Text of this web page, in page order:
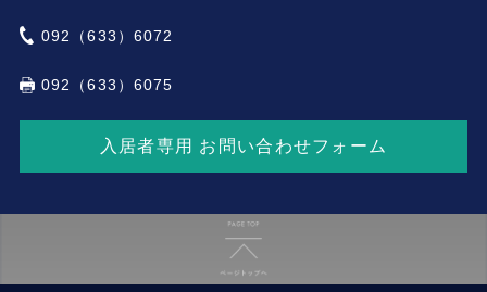
092（633）6072
092（633）6075
入居者専用 お問い合わせフォーム